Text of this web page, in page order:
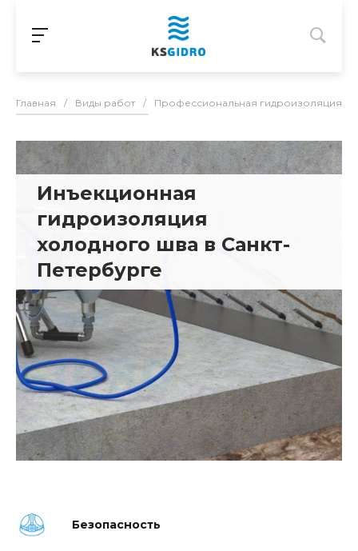
Главная / Виды работ / Профессиональная гидроизоляция в
Инъекционная
гидроизоляция
холодного шва в Санкт-
Петербурге
Безопасность